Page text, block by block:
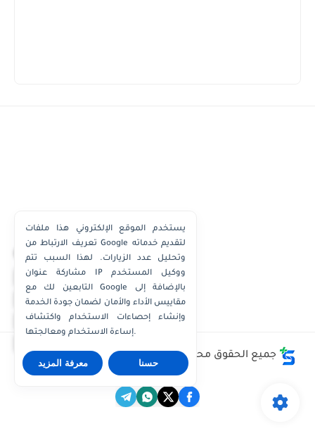
واتساب الكويت
واتساب قطر
واتساب عُمان
جميع الحقوق محفوظة ©
وظائف الكويت توداي - Kuwait
Jobs Today
يستخدم الموقع الإلكتروني هذا ملفات
تعريف الارتباط من Google لتقديم خدماته
وتحليل عدد الزيارات. لهذا السبب تتم
مشاركة عنوان IP ووكيل المستخدم
التابعين لك مع Google بالإضافة إلى
مقاييس الأداء والأمان لضمان جودة الخدمة
وإنشاء إحصاءات الاستخدام واكتشاف
إساءة الاستخدام ومعالجتها.
معرفة المزيد حسنا